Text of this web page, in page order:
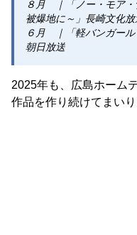
８月 ｜「ノー・モア・
被爆地に～」長崎文化放
６月 ｜「軽バンガール
朝日放送
2025年も、広島ホーム
作品を作り